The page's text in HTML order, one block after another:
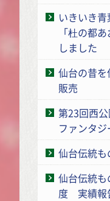
いきいき
「杜の都
しました
仙台の昔を
販売
第23回西
ファンタ
仙台伝統
仙台伝統
度 実績報